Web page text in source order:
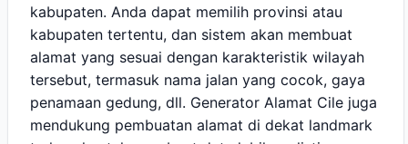
kabupaten. Anda dapat memilih provinsi atau
kabupaten tertentu, dan sistem akan membuat
alamat yang sesuai dengan karakteristik wilayah
tersebut, termasuk nama jalan yang cocok, gaya
penamaan gedung, dll. Generator Alamat Cile juga
mendukung pembuatan alamat di dekat landmark